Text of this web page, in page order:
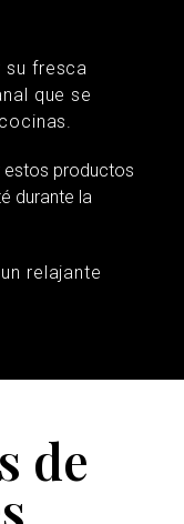
su fresca
que se
estos productos
durante la
relajante
de